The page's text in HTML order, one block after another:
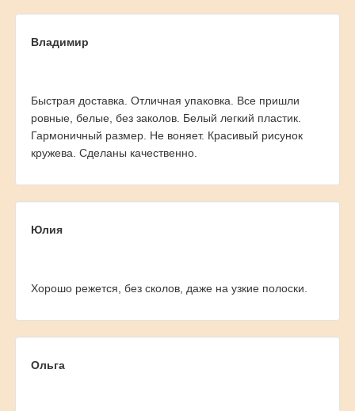
Владимир
Быстрая доставка. Отличная упаковка. Все пришли
ровные, белые, без заколов. Белый легкий пластик.
Гармоничный размер. Не воняет. Красивый рисунок
кружева. Сделаны качественно.
Юлия
Хорошо режется, без сколов, даже на узкие полоски.
Ольга